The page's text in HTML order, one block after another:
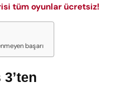
tüm oyunlar ücretsiz!
başarı